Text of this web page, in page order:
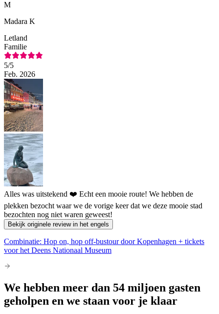
M
Madara K
Letland
Familie
5/5
Feb. 2026
Alles was uitstekend ❤️ Echt een mooie route! We hebben de
plekken bezocht waar we de vorige keer dat we deze mooie stad
bezochten nog niet waren geweest!
Bekijk originele review in het engels
Combinatie: Hop on, hop off-bustour door Kopenhagen + tickets
voor het Deens Nationaal Museum
We hebben meer dan 54 miljoen gasten
geholpen en we staan voor je klaar